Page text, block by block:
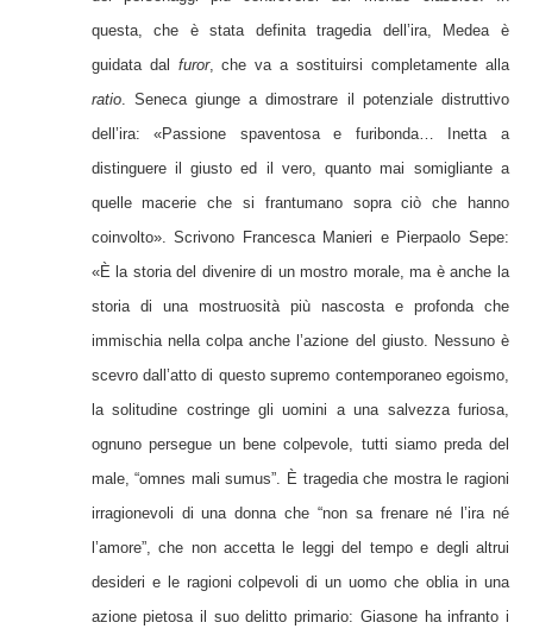
questa, che è stata definita tragedia dell’ira, Medea è
guidata dal furor, che va a sostituirsi completamente alla
ratio. Seneca giunge a dimostrare il potenziale distruttivo
dell’ira: «Passione spaventosa e furibonda… Inetta a
distinguere il giusto ed il vero, quanto mai somigliante a
quelle macerie che si frantumano sopra ciò che hanno
coinvolto». Scrivono Francesca Manieri e Pierpaolo Sepe:
«È la storia del divenire di un mostro morale, ma è anche la
storia di una mostruosità più nascosta e profonda che
immischia nella colpa anche l’azione del giusto. Nessuno è
scevro dall’atto di questo supremo contemporaneo egoismo,
la solitudine costringe gli uomini a una salvezza furiosa,
ognuno persegue un bene colpevole, tutti siamo preda del
male, “omnes mali sumus”. È tragedia che mostra le ragioni
irragionevoli di una donna che “non sa frenare né l’ira né
l’amore”, che non accetta le leggi del tempo e degli altrui
desideri e le ragioni colpevoli di un uomo che oblia in una
azione pietosa il suo delitto primario: Giasone ha infranto i